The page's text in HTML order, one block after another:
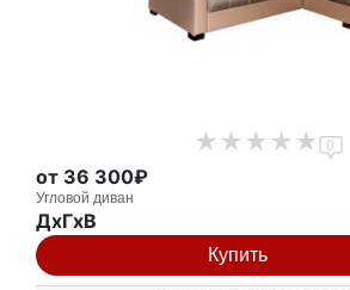
0
от 36 300₽
Угловой диван
ДxГxВ
Купить